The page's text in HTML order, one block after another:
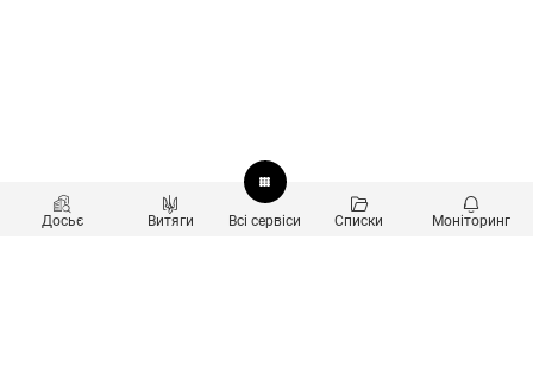
Досьє Витяги Всі сервіси Списки Моніторинг